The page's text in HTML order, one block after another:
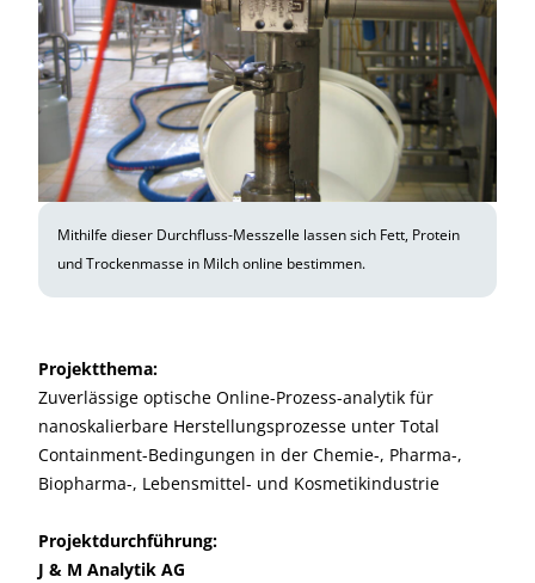
Mithilfe dieser Durchfluss-Messzelle lassen sich Fett, Protein
und Trockenmasse in Milch online bestimmen.
Projektthema:
Zuverlässige optische Online-Prozess-analytik für
nanoskalierbare Herstellungsprozesse unter Total
Containment-Bedingungen in der Chemie-, Pharma-,
Biopharma-, Lebensmittel- und Kosmetikindustrie
Projektdurchführung:
J & M Analytik AG